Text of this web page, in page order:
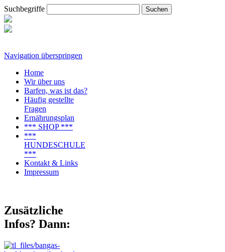
Suchbegriffe
Navigation überspringen
Home
Wir über uns
Barfen, was ist das?
Häufig gestellte
Fragen
Ernährungsplan
*** SHOP ***
***
HUNDESCHULE
***
Kontakt & Links
Impressum
Zusätzliche
Infos? Dann: